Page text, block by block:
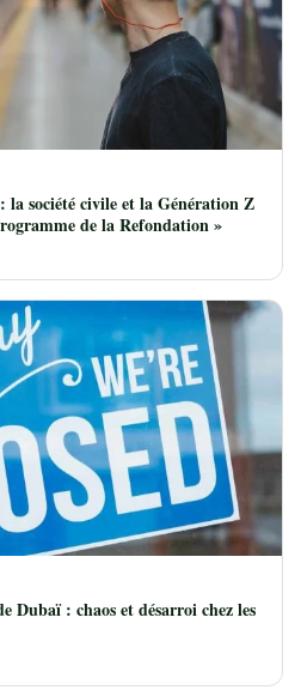
la société civile et la Génération Z
de la Refondation »
Dubaï : chaos et désarroi chez les